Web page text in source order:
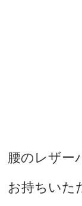
腰のレザー
お持ちいた